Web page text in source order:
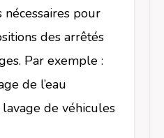
pour
des arrêtés
Par exemple :
de l’eau
de véhicules